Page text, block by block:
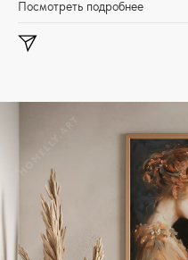
Посмотреть подробнее